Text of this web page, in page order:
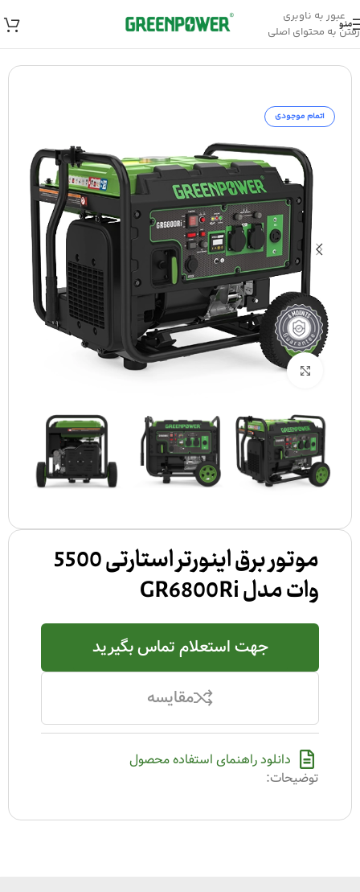
عبور به ناوبری
رفتن به محتوای اصلی
منو
خانه موتور برق موتور برق بنزینی
اتمام موجودی
بزرگنمایی تصویر
موتور برق اینورتر استارتی 5500
وات مدل GR6800Ri
جهت استعلام تماس بگیرید
مقایسه
دانلود راهنمای استفاده محصول
توضیحات: